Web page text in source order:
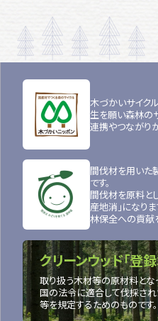
木づかいサイク
生を願い森林の
連携やつながり
間伐材を用いた
です。
間伐材を原料と
産地消」になり
林保全への貢献
クリーンウッド「登
取り扱う木材等の原材料と
国の法令に適合して伐採さ
等を規定するためのものです。